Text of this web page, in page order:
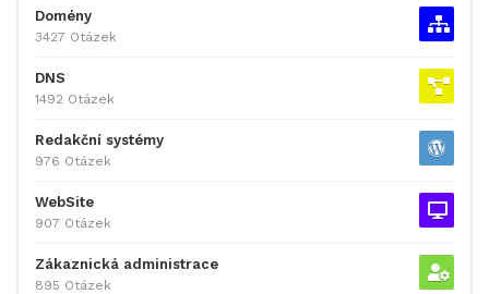
Domény
3427 Otázek
DNS
1492 Otázek
Redakční systémy
976 Otázek
WebSite
907 Otázek
Zákaznická administrace
895 Otázek